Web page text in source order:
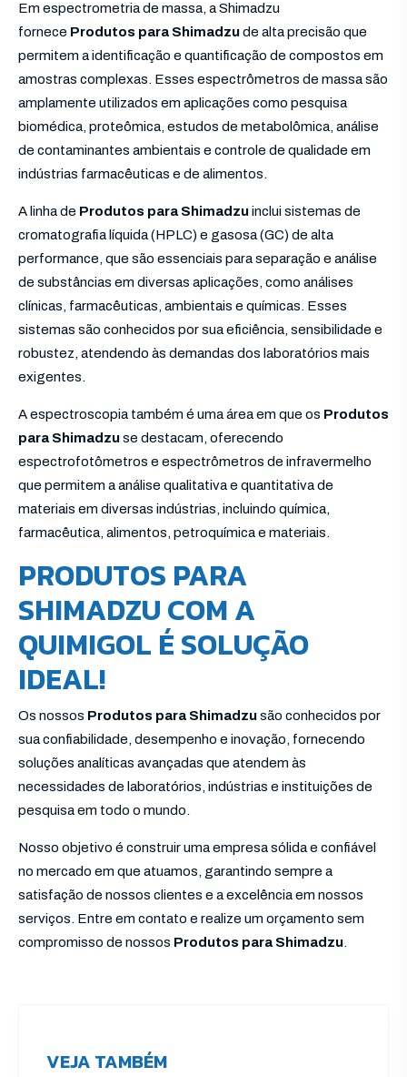
Em espectrometria de massa, a Shimadzu
fornece Produtos para Shimadzude alta precisão que
permitem a identificação e quantificação de compostos em
amostras complexas. Esses espectrômetros de massa são
amplamente utilizados em aplicações como pesquisa
biomédica, proteômica, estudos de metabolômica, análise
de contaminantes ambientais e controle de qualidade em
indústrias farmacêuticas e de alimentos.
A linha de Produtos para Shimadzuinclui sistemas de
cromatografia líquida (HPLC) e gasosa (GC) de alta
performance, que são essenciais para separação e análise
de substâncias em diversas aplicações, como análises
clínicas, farmacêuticas, ambientais e químicas. Esses
sistemas são conhecidos por sua eficiência, sensibilidade e
robustez, atendendo às demandas dos laboratórios mais
exigentes.
A espectroscopia também é uma área em que os Produtos
para Shimadzuse destacam, oferecendo
espectrofotômetros e espectrômetros de infravermelho
que permitem a análise qualitativa e quantitativa de
materiais em diversas indústrias, incluindo química,
farmacêutica, alimentos, petroquímica e materiais.
PRODUTOS PARA
SHIMADZU COM A
QUIMIGOL É SOLUÇÃO
IDEAL!
Os nossos Produtos para Shimadzusão conhecidos por
sua confiabilidade, desempenho e inovação, fornecendo
soluções analíticas avançadas que atendem às
necessidades de laboratórios, indústrias e instituições de
pesquisa em todo o mundo.
Nosso objetivo é construir uma empresa sólida e confiável
no mercado em que atuamos, garantindo sempre a
satisfação de nossos clientes e a excelência em nossos
serviços. Entre em contato e realize um orçamento sem
compromisso de nossos Produtos para Shimadzu.
VEJA TAMBÉM